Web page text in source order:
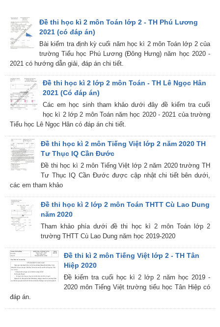
Đề thi học kì 2 môn Toán lớp 2 - TH Phú Lương
2021 (có đáp án)
Bài kiểm tra định kỳ cuối năm học kì 2 môn Toán lớp 2 của
trường Tiểu học Phú Lương (Đông Hưng) năm học 2020 -
2021 có hướng dẫn giải, đáp án chi tiết.
Đề thi học kì 2 lớp 2 môn Toán - TH Lê Ngọc Hân
2021 (Có đáp án)
Các em học sinh tham khảo dưới đây đề kiểm tra cuối
học kì 2 lớp 2 môn Toán năm học 2020 - 2021 của trường
Tiểu học Lê Ngọc Hân có đáp án chi tiết.
Đề thi học kì 2 môn Tiếng Việt lớp 2 năm 2020 TH
Tư Thục IQ Cần Đước
Đề thi học kì 2 môn Tiếng Việt lớp 2 năm 2020 trường TH
Tư Thục IQ Cần Đước được cập nhật chi tiết bên dưới,
các em tham khảo
Đề thi học kì 2 lớp 2 môn Toán THTT Cù Lao Dung
năm 2020
Tham khảo phía dưới đề thi học kì 2 môn Toán lớp 2
trường THTT Cù Lao Dung năm học 2019-2020
Đề thi kì 2 môn Tiếng Việt lớp 2 - TH Tân
Hiệp 2020
Đề kiểm tra cuối học kì 2 lớp 2 năm học 2019 -
2020 môn Tiếng Việt trường tiểu học Tân Hiệp có
đáp án.